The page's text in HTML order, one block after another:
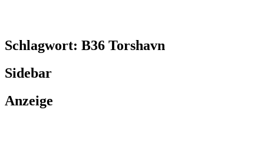
Schlagwort: B36 Torshavn
Sidebar
Anzeige